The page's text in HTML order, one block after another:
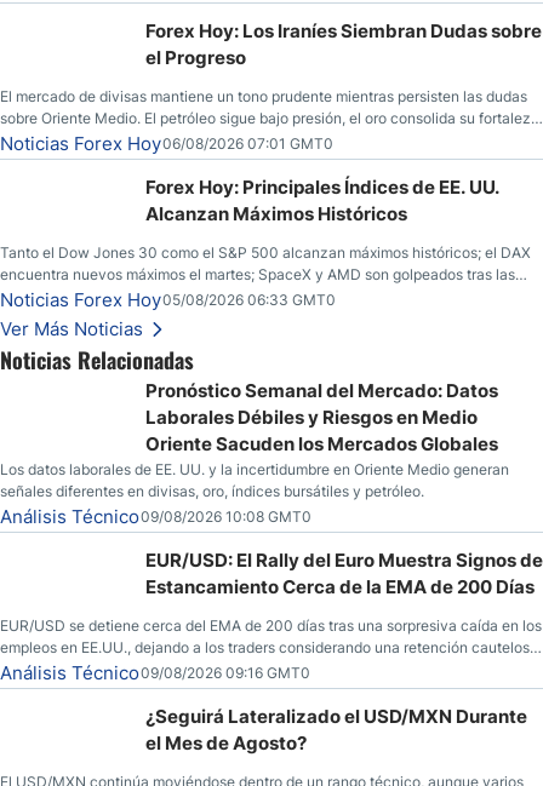
Forex Hoy: Los Iraníes Siembran Dudas sobre
el Progreso
El mercado de divisas mantiene un tono prudente mientras persisten las dudas
sobre Oriente Medio. El petróleo sigue bajo presión, el oro consolida su fortaleza
y los operadores esperan nuevas referencias económicas desde Estados
Unidos.
Noticias Forex Hoy06/08/2026 07:01 GMT0
Forex Hoy: Principales Índices de EE. UU.
Alcanzan Máximos Históricos
Tanto el Dow Jones 30 como el S&P 500 alcanzan máximos históricos; el DAX
encuentra nuevos máximos el martes; SpaceX y AMD son golpeados tras las
llamadas de ganancias; el petróleo crudo cae por debajo de los $80 con nuevas
esperanzas; el dólar estadounidense continúa intentando estabilizarse frente al
yen; el peso mexicano ve un repunte a medida que las tasas caen en EE. UU.
Noticias Forex Hoy05/08/2026 06:33 GMT0
Ver Más Noticias
Noticias Relacionadas
Pronóstico Semanal del Mercado: Datos
Laborales Débiles y Riesgos en Medio
Oriente Sacuden los Mercados Globales
Los datos laborales de EE. UU. y la incertidumbre en Oriente Medio generan
señales diferentes en divisas, oro, índices bursátiles y petróleo.
Análisis Técnico09/08/2026 10:08 GMT0
EUR/USD: El Rally del Euro Muestra Signos de
Estancamiento Cerca de la EMA de 200 Días
EUR/USD se detiene cerca del EMA de 200 días tras una sorpresiva caída en los
empleos en EE.UU., dejando a los traders considerando una retención cautelosa
ante un fin de semana incierto.
Análisis Técnico09/08/2026 09:16 GMT0
¿Seguirá Lateralizado el USD/MXN Durante
el Mes de Agosto?
El USD/MXN continúa moviéndose dentro de un rango técnico, aunque varios